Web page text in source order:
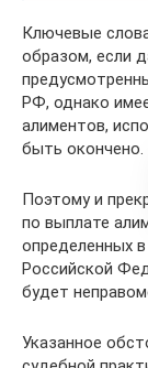
Ключевые
образом, если
РФ, однако
алиментов,
быть окончено.
Поэтому и
по выплате
определенных
Российской
будет
Указанное